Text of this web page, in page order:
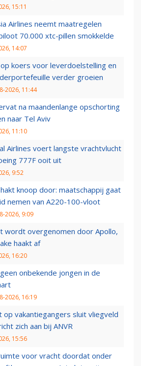
15:11
Airlines neemt maatregelen
70.000 xtc-pillen smokkelde
14:07
koers voor leverdoelstelling en
verder groeien
2026, 11:44
na maandenlange opschorting
naar Tel Aviv
11:10
Airlines voert langste vrachtvlucht
777F ooit uit
9:52
hakt knoop door: maatschappij gaat
nemen van A220-100-vloot
2026, 9:09
wordt overgenomen door Apollo,
haakt af
16:20
onbekende jongen in de
2026, 16:19
op vakantiegangers sluit vliegveld
zich aan bij ANVR
15:56
voor vracht doordat onder